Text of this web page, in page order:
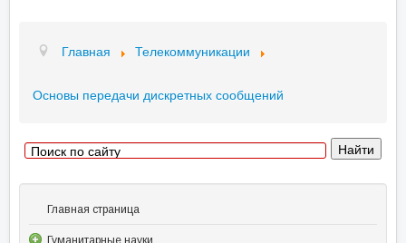
Главная Телекоммуникации
Основы передачи дискретных сообщений
Главная страница
Гуманитарные науки